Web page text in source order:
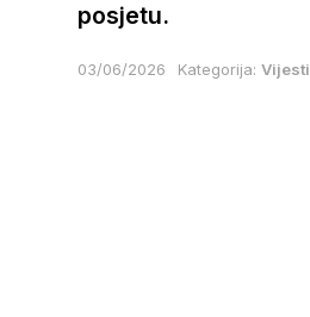
posjetu.
03/06/2026 Kategorija: Vijesti